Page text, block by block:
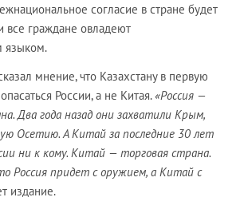
согласие в стране будет
все граждане овладеют
языком.
мнение, что Казахстану в первую
России, а не Китая.«Россия —
Два года назад они захватили Крым,
Осетию. А Китай за последние 30 лет
ни к кому. Китай — торговая страна.
Россия придет с оружием, а Китай с
издание.